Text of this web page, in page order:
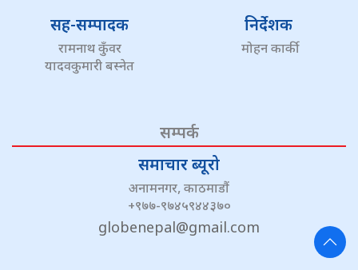
सह-सम्पादक
रामनाथ कुँवर
यादवकुमारी बस्नेत
निर्देशक
मोहन कार्की
सम्पर्क
समाचार ब्यूरो
अनामनगर, काठमाडौं
+९७७-९७४५९४४३७०
globenepal@gmail.com